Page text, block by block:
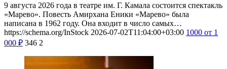
9 августа 2026 года в театре им. Г. Камала состоится спектакль
«Марево». Повесть Амирхана Еники «Марево» была
написана в 1962 году. Она входит в число самых…
https://schema.org/InStock 2026-07-02T11:04:00+03:00 1000 от 1
000 ₽ 346 2